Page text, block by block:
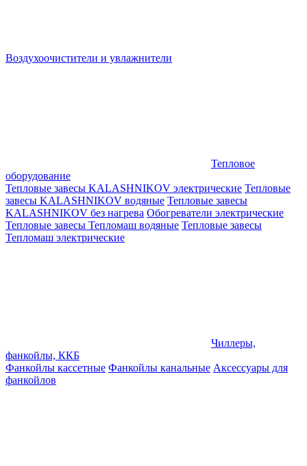
Воздухоочистители и увлажнители
Тепловое
оборудование
Тепловые завесы KALASHNIKOV электрические Тепловые
завесы KALASHNIKOV водяные Тепловые завесы
KALASHNIKOV без нагрева Обогреватели электрические
Тепловые завесы Тепломаш водяные Тепловые завесы
Тепломаш электрические
Чиллеры,
фанкойлы, ККБ
Фанкойлы кассетные Фанкойлы канальные Аксессуары для
фанкойлов